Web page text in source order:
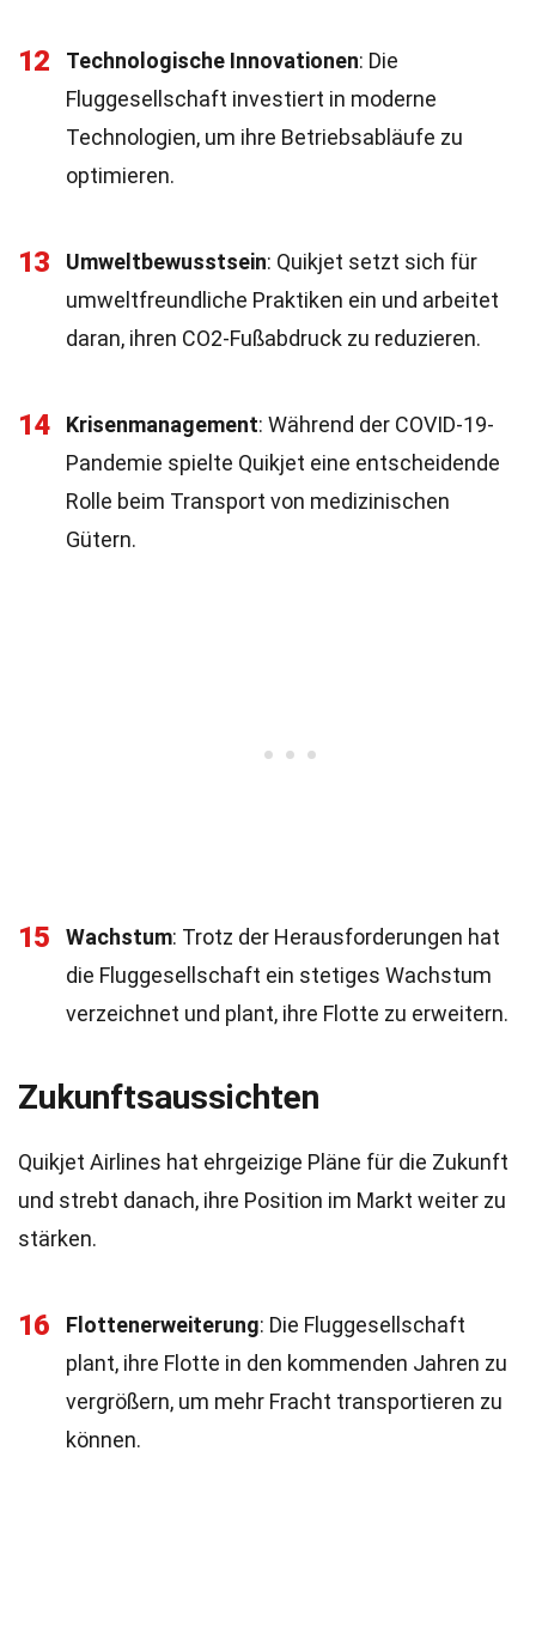
12 Technologische Innovationen: Die
Fluggesellschaft investiert in moderne
Technologien, um ihre Betriebsabläufe zu
optimieren.
13 Umweltbewusstsein: Quikjet setzt sich für
umweltfreundliche Praktiken ein und arbeitet
daran, ihren CO2-Fußabdruck zu reduzieren.
14 Krisenmanagement: Während der COVID-19-
Pandemie spielte Quikjet eine entscheidende
Rolle beim Transport von medizinischen
Gütern.
15 Wachstum: Trotz der Herausforderungen hat
die Fluggesellschaft ein stetiges Wachstum
verzeichnet und plant, ihre Flotte zu erweitern.
Zukunftsaussichten
Quikjet Airlines hat ehrgeizige Pläne für die Zukunft
und strebt danach, ihre Position im Markt weiter zu
stärken.
16 Flottenerweiterung: Die Fluggesellschaft
plant, ihre Flotte in den kommenden Jahren zu
vergrößern, um mehr Fracht transportieren zu
können.